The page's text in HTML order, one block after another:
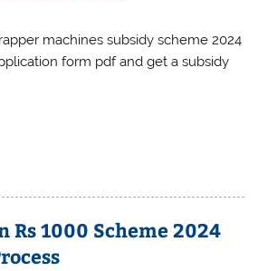
machines subsidy scheme 2024
form pdf and get a subsidy
Rs 1000 Scheme 2024